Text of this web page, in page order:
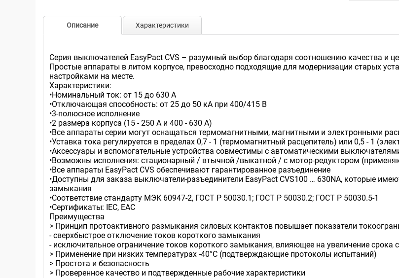
Описание Характеристики
Серия выключателей EasyPact CVS – разумный выбор благодаря соотношению качества и
Простые аппараты в литом корпусе, превосходно подходящие для модернизации старых
настройками на месте.
Характеристики:
•Номинальный ток: от 15 до 630 A
•Отключающая способность: от 25 до 50 кА при 400/415 В
•3-полюсное исполнение
•2 размера корпуса (15 - 250 A и 400 - 630 A)
•Все аппараты серии могут оснащаться термомагнитными, магнитными и электронными
•Уставка тока регулируется в пределах 0,7 - 1 (термомагнитный расцепитель) или 0,5 - 1
•Аксессуары и вспомогательные устройства совместимы с автоматическими
•Возможны исполнения: стационарный / втычной /выкатной / с мотор-редуктором
•Все аппараты EasyPact CVS обеспечивают гарантированное разъединение
•Доступны для заказа выключатели-разъединители EasyPact CVS100 … 630NA, которые
замыкания
•Соответствие стандарту МЭК 60947-2, ГОСТ Р 50030.1; ГОСТ Р 50030.2; ГОСТ Р 50030.5-1
•Сертификаты: IEC, ЕАС
Преимущества
> Принцип протоактивного размыкания силовых контактов повышает показатели
- сверхбыстрое отключение токов короткого замыкания
- исключительное ограничение токов короткого замыкания, влияющее на увеличение
> Применение при низких температурах -40°С (подтверждающие протоколы испытаний)
> Простота и безопасность
> Проверенное качество и подтвержденные рабочие характеристики